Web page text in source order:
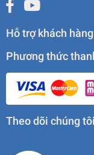
Hỗ trợ khách hàng
Phương thức
Theo dõi chúng tôi